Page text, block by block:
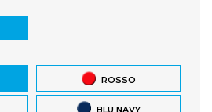
ROSSO
BLU NAVY